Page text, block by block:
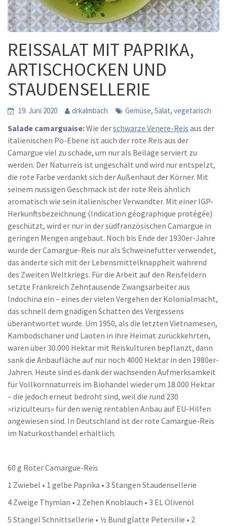
REISSALAT MIT PAPRIKA,
ARTISCHOCKEN UND
STAUDENSELLERIE
19. Juni 2020 drkalmbach Gemüse, Salat, vegetarisch
Salade camarguaise:Wie derschwarze Venere-Reis aus der
italienischen Po-Ebene ist auch der rote Reis aus der
Camargue viel zu schade, um nur als Beilage serviert zu
werden. Der Naturreis ist ungeschält und wird nur entspelzt,
die rote Farbe verdankt sich der Außenhaut der Körner. Mit
seinem nussigen Geschmack ist der rote Reis ähnlich
aromatisch wie sein italienischer Verwandter. Mit einer IGP-
Herkunftsbezeichnung (Indication géographique protégée)
geschützt, wird er nur in der südfranzösischen Camargue in
geringen Mengen angebaut. Noch bis Ende der 1930er-Jahre
wurde der Camargue-Reis nur als Schweinefutter verwendet,
das änderte sich mit der Lebensmittelknappheit während
des Zweiten Weltkriegs. Für die Arbeit auf den Reisfeldern
setzte Frankreich Zehntausende Zwangsarbeiter aus
Indochina ein – eines der vielen Vergehen der Kolonialmacht,
das schnell dem gnädigen Schatten des Vergessens
überantwortet wurde. Um 1950, als die letzten Vietnamesen,
Kambodschaner und Laoten in ihre Heimat zurückkehrten,
waren über 30.000 Hektar mit Reiskulturen bepflanzt, dann
sank die Anbaufläche auf nur noch 4000 Hektar in den 1980er-
Jahren. Heute sind es dank der wachsenden Aufmerksamkeit
für Vollkornnaturreis im Biohandel wieder um 18.000 Hektar
– die jedoch erneut bedroht sind, weil die rund 230
»riziculteurs« für den wenig rentablen Anbau auf EU-Hilfen
angewiesen sind. In Deutschland ist der rote Camargue-Reis
im Naturkosthandel erhältlich.
60 g Roter Camargue-Reis
1 Zwiebel • 1 gelbe Paprika • 3 Stangen Staudensellerie
4 Zweige Thymian • 2 Zehen Knoblauch • 3 EL Olivenöl
5 Stängel Schnittsellerie • ½ Bund glatte Petersilie • 2